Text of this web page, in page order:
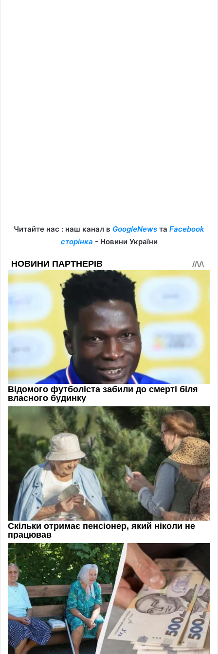
Читайте нас : наш канал в GoogleNews та Facebook
сторінка - Новини України